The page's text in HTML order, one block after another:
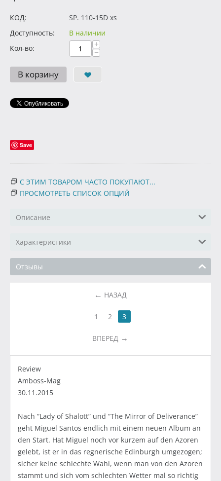
КОД:
SP. 110-15D xs
Доступность:
В наличии
Кол-во:
+
−
В корзину
Save
С ЭТИМ ТОВАРОМ ЧАСТО ПОКУПАЮТ...
ПРОСМОТРЕТЬ СПИСОК ОПЦИЙ
Описание
Характеристики
Отзывы
НАЗАД
1 2 3
ВПЕРЕД
Review
Amboss-Mag
30.11.2015
Nach “Lady of Shalott” und “The Mirror of Deliverance”
geht Miguel Santos endlich mit einem neuen Album an
den Start. Hat Miguel noch vor kurzem auf den Azoren
gelebt, ist er in das regnerische Edinburgh umgezogen;
sicher keine schlechte Wahl, wenn man von den Azoren
stammt und sich vom schlechten Wetter mal so richtig